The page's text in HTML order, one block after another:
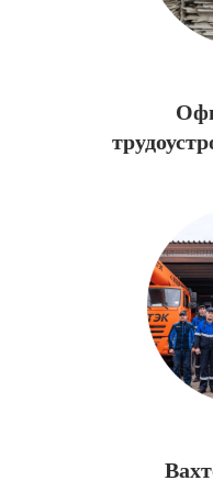
Коллектив — это